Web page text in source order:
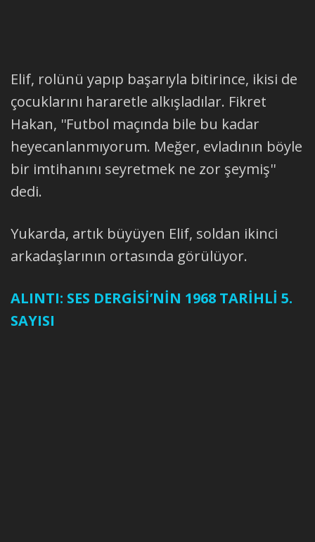
Elif, rolünü yapıp başarıyla bitirince, ikisi de
çocuklarını hararetle alkışladılar. Fikret
Hakan, ''Futbol maçında bile bu kadar
heyecanlanmıyorum. Meğer, evladının böyle
bir imtihanını seyretmek ne zor şeymiş''
dedi.
Yukarda, artık büyüyen Elif, soldan ikinci
arkadaşlarının ortasında görülüyor.
ALINTI: SES DERGİSİ’NİN 1968 TARİHLİ 5.
SAYISI